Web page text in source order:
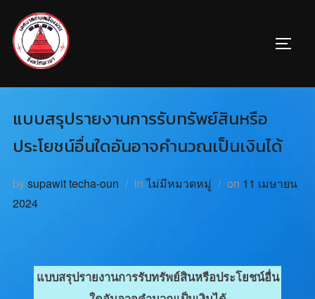
แบบสรุปรายงานการรับทรัพย์สินหรือ
ประโยชน์อื่นใดอันอาจคำนวณเป็นเงินได้
bysupawit techa-oun inไม่มีหมวดหมู่ on 11 เมษายน
2024
แบบสรุปรายงานการรับทรัพย์สินหรือประโยชน์อื่น